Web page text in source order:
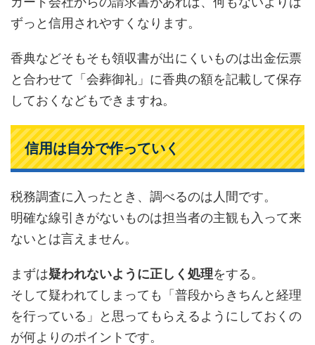
ずっと信用されやすくなります。
香典などそもそも領収書が出にくいものは出金伝票
と合わせて「会葬御礼」に香典の額を記載して保存
しておくなどもできますね。
信用は自分で作っていく
税務調査に入ったとき、調べるのは人間です。
明確な線引きがないものは担当者の主観も入って来
ないとは言えません。
まずは疑われないように正しく処理をする。
そして疑われてしまっても「普段からきちんと経理
を行っている」と思ってもらえるようにしておくの
が何よりのポイントです。